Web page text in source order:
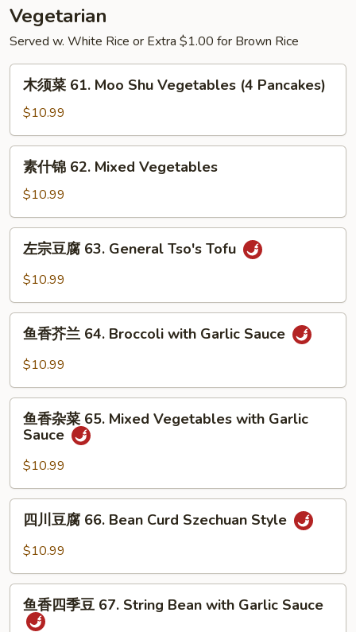
w.
String
Bean
Vegetarian
Served w. White Rice or Extra $1.00 for Brown Rice
61.
Moo
Shu
Vegetables
Pancakes)
木须菜 61. Moo Shu Vegetables (4 Pancakes)
$10.99
62.
Mixed
Vegetables
素什锦 62. Mixed Vegetables
$10.99
63.
General
Tofu
左宗豆腐 63. General Tso's Tofu
$10.99
64.
Broccoli
with
Garlic
Sauce
鱼香芥兰 64. Broccoli with Garlic Sauce
$10.99
65.
Mixed
Vegetables
with
Garlic
Sauce
鱼香杂菜 65. Mixed Vegetables with Garlic
Sauce
$10.99
66.
Bean
Curd
四川豆腐 66. Bean Curd Szechuan Style
$10.99
鱼香四季豆 67. String Bean with Garlic Sauce